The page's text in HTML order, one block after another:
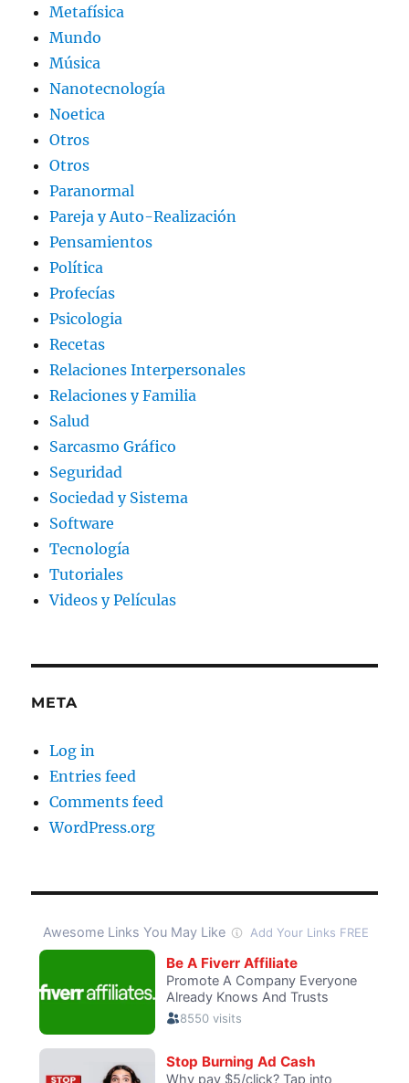
Metafísica
Mundo
Música
Nanotecnología
Noetica
Otros
Otros
Paranormal
Pareja y Auto-Realización
Pensamientos
Política
Profecías
Psicologia
Recetas
Relaciones Interpersonales
Relaciones y Familia
Salud
Sarcasmo Gráfico
Seguridad
Sociedad y Sistema
Software
Tecnología
Tutoriales
Videos y Películas
META
Log in
Entries feed
Comments feed
WordPress.org